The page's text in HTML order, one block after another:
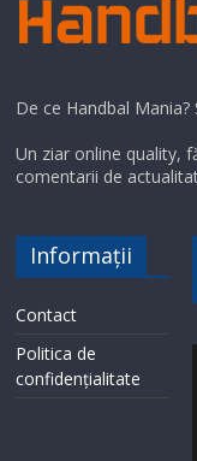
De ce Handbal
Un ziar online quality,
comentarii de
Informații
Contact
Politica de
confidențialitate